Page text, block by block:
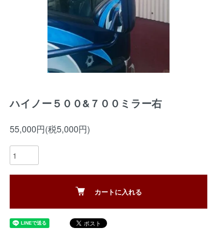
ハイノー５００&７００ミラー右
55,000円(税5,000円)
カートに入れる